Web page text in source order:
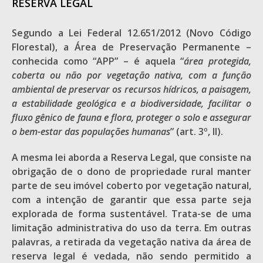
RESERVA LEGAL
Segundo a Lei Federal 12.651/2012 (Novo Código
Florestal), a Área de Preservação Permanente –
conhecida como “APP” – é aquela “área protegida,
coberta ou não por vegetação nativa, com a função
ambiental de preservar os recursos hídricos, a paisagem,
a estabilidade geológica e a biodiversidade, facilitar o
fluxo gênico de fauna e flora, proteger o solo e assegurar
o bem-estar das populações humanas” (art. 3º, II).
A mesma lei aborda a Reserva Legal, que consiste na
obrigação de o dono de propriedade rural manter
parte de seu imóvel coberto por vegetação natural,
com a intenção de garantir que essa parte seja
explorada de forma sustentável. Trata-se de uma
limitação administrativa do uso da terra. Em outras
palavras, a retirada da vegetação nativa da área de
reserva legal é vedada, não sendo permitido a